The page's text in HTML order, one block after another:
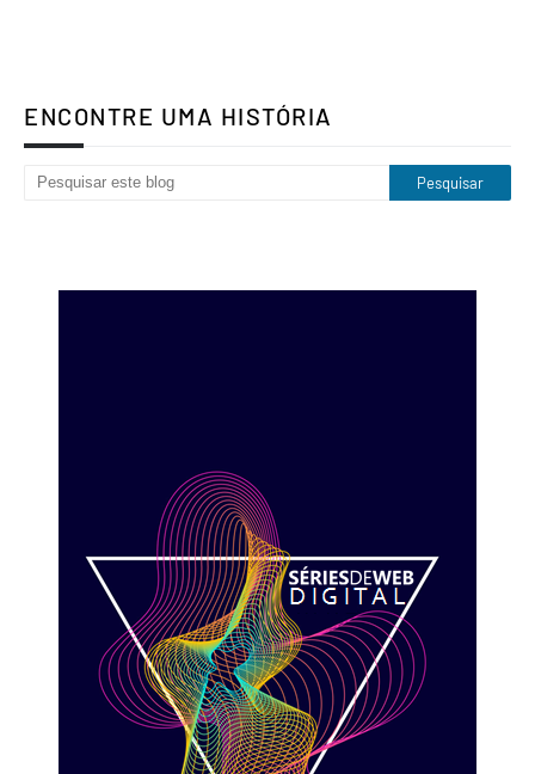
ENCONTRE UMA HISTÓRIA